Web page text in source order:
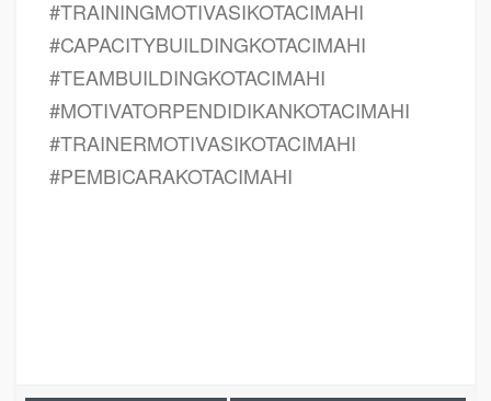
#TRAININGMOTIVASIKOTACIMAHI
#CAPACITYBUILDINGKOTACIMAHI
#TEAMBUILDINGKOTACIMAHI
#MOTIVATORPENDIDIKANKOTACIMAHI
#TRAINERMOTIVASIKOTACIMAHI
#PEMBICARAKOTACIMAHI